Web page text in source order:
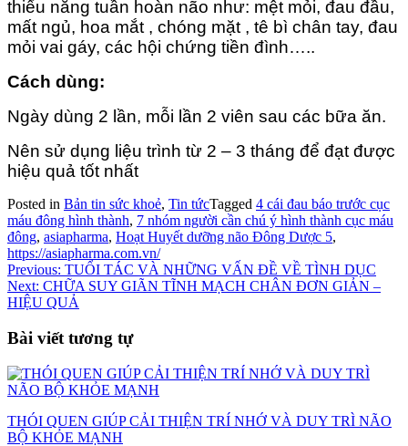
thiểu năng tuần hoàn não như: mệt mỏi, đau đầu,
mất ngủ, hoa mắt , chóng mặt , tê bì chân tay, đau
mỏi vai gáy, các hội chứng tiền đình…..
Cách dùng:
Ngày dùng 2 lần, mỗi lần 2 viên sau các bữa ăn.
Nên sử dụng liệu trình từ 2 – 3 tháng để đạt được
hiệu quả tốt nhất
Posted in Bản tin sức khoẻ, Tin tứcTagged 4 cái đau báo trước cục
máu đông hình thành, 7 nhóm người cần chú ý hình thành cục máu
đông, asiapharma, Hoạt Huyết dưỡng não Đông Dược 5,
https://asiapharma.com.vn/
Điều
hướng
viết
Previous: TUỔI TÁC VÀ NHỮNG VẤN ĐỀ VỀ TÌNH DỤC
Next: CHỮA SUY GIÃN TĨNH MẠCH CHÂN ĐƠN GIẢN –
HIỆU QUẢ
Bài viết tương tự
THÓI QUEN GIÚP CẢI THIỆN TRÍ NHỚ VÀ DUY TRÌ NÃO
BỘ KHỎE MẠNH